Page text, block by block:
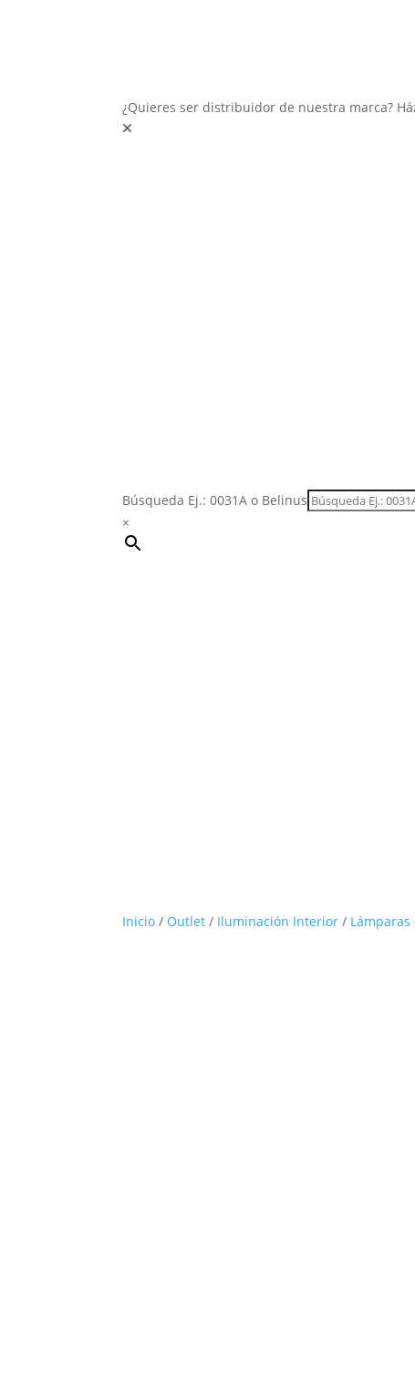
¿Quieres ser distribuidor de nuestra marca?
Búsqueda Ej.: 0031A o Belinus
×
Inicio / Outlet / Iluminación Interior / Lámparas